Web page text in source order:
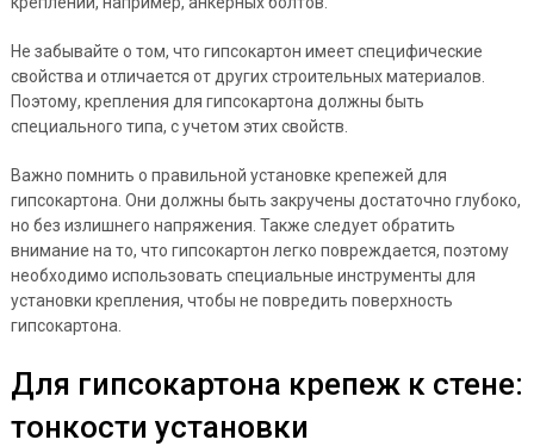
Не забывайте о том, что гипсокартон имеет специфические
свойства и отличается от других строительных материалов.
Поэтому, крепления для гипсокартона должны быть
специального типа, с учетом этих свойств.
Важно помнить о правильной установке крепежей для
гипсокартона. Они должны быть закручены достаточно глубоко,
но без излишнего напряжения. Также следует обратить
внимание на то, что гипсокартон легко повреждается, поэтому
необходимо использовать специальные инструменты для
установки крепления, чтобы не повредить поверхность
гипсокартона.
Для гипсокартона крепеж к стене:
тонкости установки